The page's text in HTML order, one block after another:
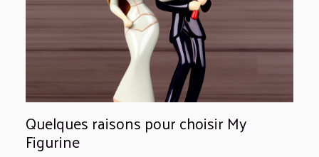
Quelques raisons pour choisir My
Figurine